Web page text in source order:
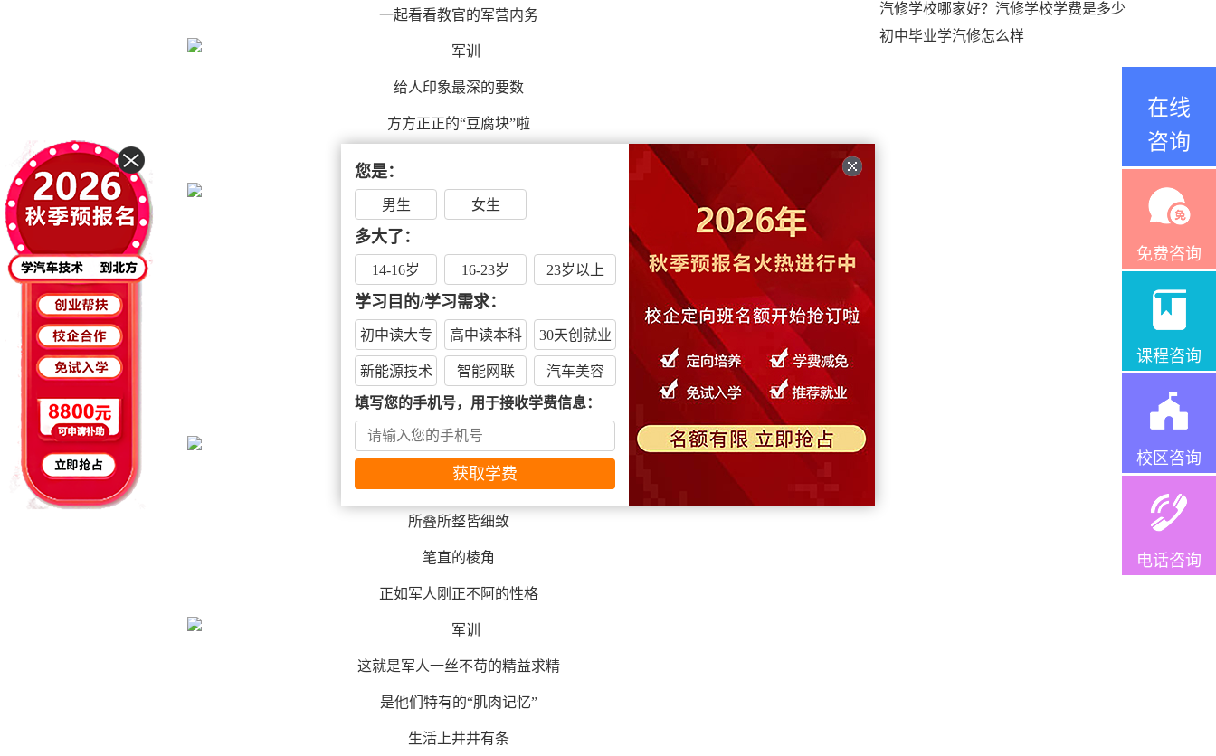
一起看看教官的军营内务
给人印象最深的要数
方方正正的“豆腐块”啦
这是教官宿舍最亮丽的一道风景
日复一日的打磨刻棱
赋予青春别样的色彩
每一床棱角分明的被子
都离不开教官们的“精雕细琢”
它不仅凝聚了他们的心血
更是见证了他们的成长
环绕视角皆方块
所叠所整皆细致
笔直的棱角
正如军人刚正不阿的性格
这就是军人一丝不苟的精益求精
是他们特有的“肌肉记忆”
生活上井井有条
汽修学校哪家好？汽修学校学费是多少
初中毕业学汽修怎么样
您是：
男生 女生
多大了：
14-16岁 16-23岁 23岁以上
学习目的/学习需求：
初中读大专 高中读本科 30天创就业
新能源技术 智能网联 汽车美容
填写您的手机号，用于接收学费信息：
在线
咨询
免费咨询
课程咨询
校区咨询
电话咨询